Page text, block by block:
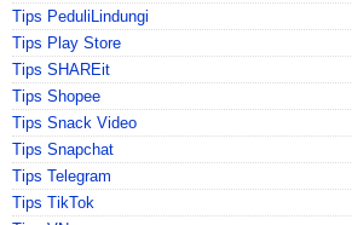
Tips PeduliLindungi
Tips Play Store
Tips SHAREit
Tips Shopee
Tips Snack Video
Tips Snapchat
Tips Telegram
Tips TikTok